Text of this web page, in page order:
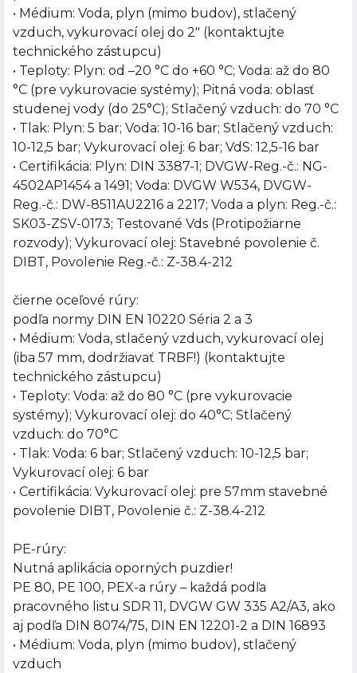
• Médium: Voda, plyn (mimo budov), stlačený
vzduch, vykurovací olej do 2" (kontaktujte
technického zástupcu)
• Teploty: Plyn: od –20 °C do +60 °C; Voda: až do 80
°C (pre vykurovacie systémy); Pitná voda: oblasť
studenej vody (do 25°C); Stlačený vzduch: do 70 °C
• Tlak: Plyn: 5 bar; Voda: 10-16 bar; Stlačený vzduch:
10-12,5 bar; Vykurovací olej: 6 bar; VdS: 12,5-16 bar
• Certifikácia: Plyn: DIN 3387-1; DVGW-Reg.-č.: NG-
4502AP1454 a 1491; Voda: DVGW W534, DVGW-
Reg.-č.: DW-8511AU2216 a 2217; Voda a plyn: Reg.-č.:
SK03-ZSV-0173; Testované Vds (Protipožiarne
rozvody); Vykurovací olej: Stavebné povolenie č.
DIBT, Povolenie Reg.-č.: Z-38.4-212
čierne oceľové rúry:
podľa normy DIN EN 10220 Séria 2 a 3
• Médium: Voda, stlačený vzduch, vykurovací olej
(iba 57 mm, dodržiavať TRBF!) (kontaktujte
technického zástupcu)
• Teploty: Voda: až do 80 °C (pre vykurovacie
systémy); Vykurovací olej: do 40°C; Stlačený
vzduch: do 70°C
• Tlak: Voda: 6 bar; Stlačený vzduch: 10-12,5 bar;
Vykurovací olej: 6 bar
• Certifikácia: Vykurovací olej: pre 57mm stavebné
povolenie DIBT, Povolenie č.: Z-38.4-212
PE-rúry:
Nutná aplikácia oporných puzdier!
PE 80, PE 100, PEX-a rúry – každá podľa
pracovného listu SDR 11, DVGW GW 335 A2/A3, ako
aj podľa DIN 8074/75, DIN EN 12201-2 a DIN 16893
• Médium: Voda, plyn (mimo budov), stlačený
vzduch